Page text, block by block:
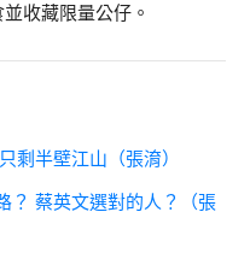
收藏限量公仔。
剩半壁江山（張淯）
？ 蔡英文選對的人？（張